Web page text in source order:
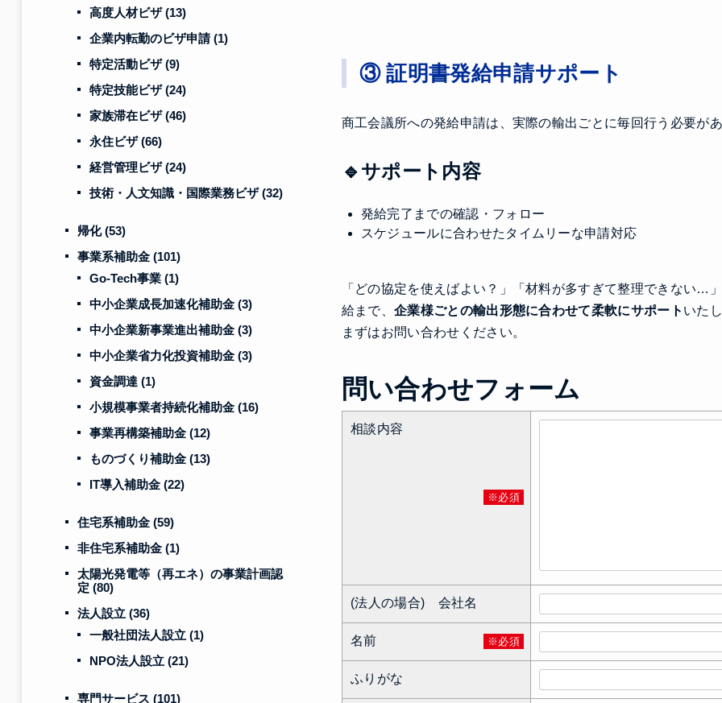
③ 証明書発給申請サポート
商工会議所への発給申請は、実際の輸出ごとに毎回行う必要があ
🔹サポート内容
発給完了までの確認・フォロー
スケジュールに合わせたタイムリーな申請対応
「どの協定を使えばよい？」「材料が多すぎて整理できない…
給まで、 企業様ごとの輸出形態に合わせて柔軟にサポート いた
まずはお問い合わせください。
問い合わせフォーム
相談内容
※必須
(法人の場合) 会社名
名前 ※必須
ふりがな
高度人材ビザ(13)
企業内転勤のビザ申請 (1)
特定活動ビザ(9)
特定技能ビザ(24)
家族滞在ビザ(46)
永住ビザ(66)
経営管理ビザ(24)
技術・人文知識・国際業務ビザ(32)
帰化(53)
事業系補助金 (101)
Go-Tech事業 (1)
中小企業成長加速化補助金 (3)
中小企業新事業進出補助金 (3)
中小企業省力化投資補助金 (3)
資金調達 (1)
小規模事業者持続化補助金 (16)
事業再構築補助金 (12)
ものづくり補助金 (13)
IT導入補助金 (22)
住宅系補助金 (59)
非住宅系補助金 (1)
太陽光発電等（再エネ）の事業計画認
定 (80)
法人設立 (36)
一般社団法人設立 (1)
NPO法人設立 (21)
専門サービス (101)